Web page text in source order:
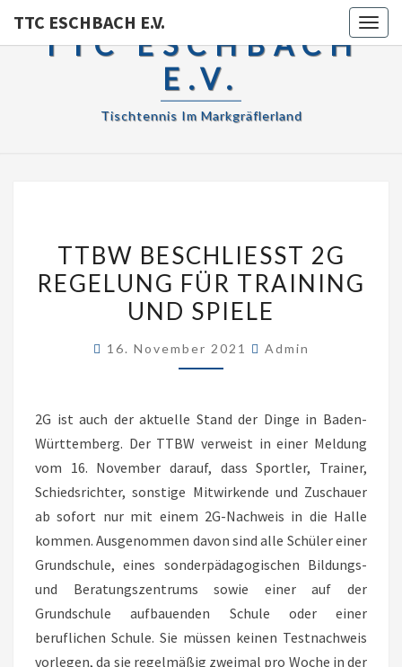
TTC ESCHBACH E.V.
TTC ESCHBACH
E.V.
Tischtennis Im Markgräflerland
BESCHLIESST 2
G R
EGELUNG F
RAINING U
TTBW BESCHLIESST 2G R
EGELUNG FÜR TRAINING U
ND SPIELE
16. November 2021 Admin
2G ist auch der aktuelle Stand der Dinge in Baden-
Württemberg. Der TTBW verweist in einer Meldung
vom 16. November darauf, dass Sportler, Trainer,
Schiedsrichter, sonstige Mitwirkende und Zuschauer
ab sofort nur mit einem 2G-Nachweis in die Halle
kommen. Ausgenommen davon sind alle Schüler einer
Grundschule, eines sonderpädagogischen Bildungs-
und Beratungszentrums sowie einer auf der
Grundschule aufbauenden Schule oder einer
beruflichen Schule. Sie müssen keinen Testnachweis
vorlegen, da sie regelmäßig zweimal pro Woche in der